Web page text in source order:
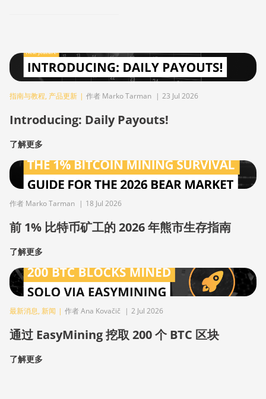
指南与教程, 产品更新 | 作者 Marko Tarman | 23 Jul 2026
Introducing: Daily Payouts!
了解更多
作者 Marko Tarman | 18 Jul 2026
前 1% 比特币矿工的 2026 年熊市生存指南
了解更多
最新消息, 新闻 | 作者 Ana Kovačič | 2 Jul 2026
通过 EasyMining 挖取 200 个 BTC 区块
了解更多